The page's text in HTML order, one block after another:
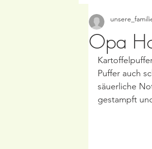
LowCarb
Salate
Frühling/
Opa
Puffer auch
säuerliche
gestampft